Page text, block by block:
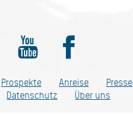
Prospekte Anreise Presse
Datenschutz Über uns